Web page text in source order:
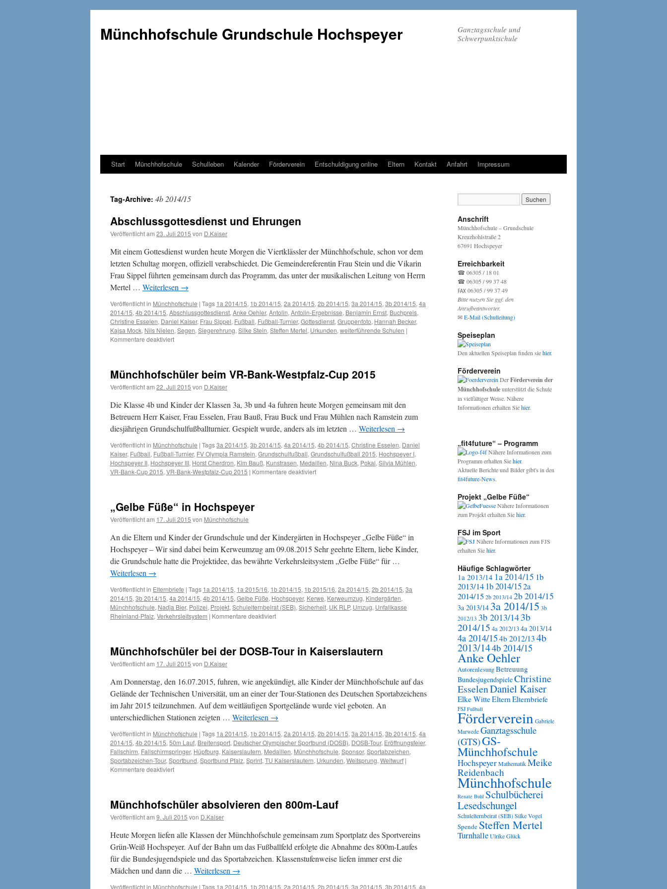
Münchhofschule Grundschule Hochspeyer
Ganztagsschule und
Schwerpunktschule
Weiter
Content
Start Münchhofschule Schulleben Kalender Förderverein Entschuldigung online Eltern Kontakt Anfahrt Impressum
Tag-Archive: 4b 2014/15
Abschlussgottesdienst und Ehrungen
Veröffentlicht am 23. Juli 2015 von D.Kaiser
Mit einem Gottesdienst wurden heute Morgen die Viertklässler der Münchhofschule, schon vor dem
letzten Schultag morgen, offiziell verabschiedet. Die Gemeindereferentin Frau Stein und die Vikarin
Frau Sippel führten gemeinsam durch das Programm, das unter der musikalischen Leitung von Herrn
Mertel … Weiterlesen →
Veröffentlicht in Münchhofschule | Tags 1a 2014/15, 1b 2014/15, 2a 2014/15, 2b 2014/15, 3a 2014/15, 3b 2014/15, 4a
2014/15, 4b 2014/15, Abschlussgottesdienst, Anke Oehler, Antolin, Antolin-Ergebnisse, Benjamin Ernst, Buchpreis,
Christine Esselen, Daniel Kaiser, Frau Sippel, Fußball, Fußball-Turnier, Gottesdienst, Gruppenfoto, Hannah Becker,
Kajsa Mock, Nils Nielen, Segen, Siegerehrung, Silke Stein, Steffen Mertel, Urkunden, weiterführende Schulen |
Kommentare deaktiviertfür
Münchhofschüler beim VR-Bank-Westpfalz-Cup 2015
Veröffentlicht am 22. Juli 2015 von D.Kaiser
Die Klasse 4b und Kinder der Klassen 3a, 3b und 4a fuhren heute Morgen gemeinsam mit den
Betreuern Herr Kaiser, Frau Esselen, Frau Bauß, Frau Buck und Frau Mühlen nach Ramstein zum
diesjährigen Grundschulfußballturnier. Gespielt wurde, anders als im letzten … Weiterlesen →
Veröffentlicht in Münchhofschule | Tags3a 2014/15, 3b 2014/15, 4a 2014/15, 4b 2014/15, Christine Esselen, Daniel
Kaiser, Fußball, Fußball-Turnier, FV Olympia Ramstein, Grundschulfußball, Grundschulfußball 2015, Hochspeyer I,
Hochspeyer II, Hochspeyer III, Horst Cherdron, Kim Bauß, Kunstrasen, Medaillen, Nina Buck, Pokal, Silvia Mühlen,
VR-Bank-Cup 2015, VR-Bank-Westpfalz-Cup 2015 | Kommentare deaktiviertfür
2015
„Gelbe Füße“ in Hochspeyer
Veröffentlicht am 17. Juli 2015 von Münchhofschule
An die Eltern und Kinder der Grundschule und der Kindergärten in Hochspeyer „Gelbe Füße“ in
Hochspeyer – Wir sind dabei beim Kerweumzug am 09.08.2015 Sehr geehrte Eltern, liebe Kinder,
die Grundschule hatte die Projektidee, das bewährte Verkehrsleitsystem „Gelbe Füße“ für …
Weiterlesen →
Veröffentlicht in Elternbriefe | Tags 1a 2014/15, 1a 2015/16, 1b 2014/15, 1b 2015/16, 2a 2014/15, 2b 2014/15, 3a
2014/15, 3b 2014/15, 4a 2014/15, 4b 2014/15, Gelbe Füße, Hochspeyer, Kerwe, Kerweumzug, Kindergärten,
Münchhofschule, Nadja Bier, Polizei, Projekt, Schulelternbeirat (SEB), Sicherheit, UK RLP, Umzug, Unfallkasse
Rheinland-Pfalz, Verkehrsleitsystem | Kommentare deaktiviertfür
Hochspeyer
Münchhofschüler bei der DOSB-Tour in Kaiserslautern
Veröffentlicht am 17. Juli 2015 von D.Kaiser
Am Donnerstag, den 16.07.2015, fuhren, wie angekündigt, alle Kinder der Münchhofschule auf das
Gelände der Technischen Universität, um an einer der Tour-Stationen des Deutschen Sportabzeichens
im Jahr 2015 teilzunehmen. Auf dem weitläufigen Sportgelände wurde viel geboten. An
unterschiedlichen Stationen zeigten … Weiterlesen →
Veröffentlicht in Münchhofschule | Tags 1a 2014/15, 1b 2014/15, 2a 2014/15, 2b 2014/15, 3a 2014/15, 3b 2014/15, 4a
2014/15, 4b 2014/15, 50m Lauf, Breitensport, Deutscher Olympischer Sportbund (DOSB), DOSB-Tour, Eröffnungsfeier,
Fallschirm, Fallschirmspringer, Hüpfburg, Kaiserslautern, Medaillen, Münchhofschule, Sponsor, Sportabzeichen,
Sportabzeichen-Tour, Sportbund, Sportbund Pfalz, Sprint, TU Kaiserslautern, Urkunden, Weitsprung, Weitwurf |
Kommentare deaktiviertfür
DOSB-
Tour
in
Kaiserslautern
Münchhofschüler absolvieren den 800m-Lauf
Veröffentlicht am 9. Juli 2015 von D.Kaiser
Heute Morgen liefen alle Klassen der Münchhofschule gemeinsam zum Sportplatz des Sportvereins
Grün-Weiß Hochspeyer. Auf der Bahn um das Fußballfeld erfolgte die Abnahme des 800m-Laufes
für die Bundesjugendspiele und das Sportabzeichen. Klassenstufenweise liefen immer erst die
Mädchen und dann die … Weiterlesen →
Veröffentlicht in Münchhofschule | Tags 1a 2014/15, 1b 2014/15, 2a 2014/15, 2b 2014/15, 3a 2014/15, 3b 2014/15, 4a
Anschrift
Münchhofschule – Grundschule
Kreuzhohlstraße 2
67691 Hochspeyer
Erreichbarkeit
☎ 06305 / 18 01
☎ 06305 / 99 37 48
℻ 06305 / 99 37 49
Bitte nutzen Sie ggf. den
Anrufbeantworter.
✉E-Mail (Schulleitung)
Speiseplan
Den aktuellen Speiseplan finden siehier.
Förderverein
DerFörderverein der
Münchhofschuleunterstützt die Schule
in vielfältiger Weise. Nähere
Informationen erhalten Siehier.
„fit4future“ – Programm
Nähere Informationen zum
Programm erhalten Siehier.
Aktuelle Berichte und Bilder gibt's in den
fit4future-News.
Projekt „Gelbe Füße“
Nähere Informationen
zum Projekt erhalten Siehier.
FSJ im Sport
Nähere Informationen zum FJS
erhalten Siehier.
Häufige Schlagwörter
1a 2013/14 1a 2014/15 1b
2013/14 1b 2014/152a
2014/152b 2013/142b 2014/15
3a 2013/14 3a 2014/15 3b
2012/13 3b 2013/143b
2014/15 4a 2012/134a 2013/14
4a 2014/15 4b 2012/13 4b
2013/144b 2014/15
Anke Oehler
AutorenlesungBetreuung
BundesjugendspieleChristine
EsselenDaniel Kaiser
Elke WitteEltern Elternbriefe
FSJ Fußball
Förderverein Gabriele
Marwede Ganztagsschule
(GTS)GS-
Münchhofschule
HochspeyerMathematikMeike
Reidenbach
Münchhofschule
Renate Buhl Schulbücherei
Lesedschungel
Schulelternbeirat (SEB)Silke Vogel
Spende Steffen Mertel
TurnhalleUlrike Glück